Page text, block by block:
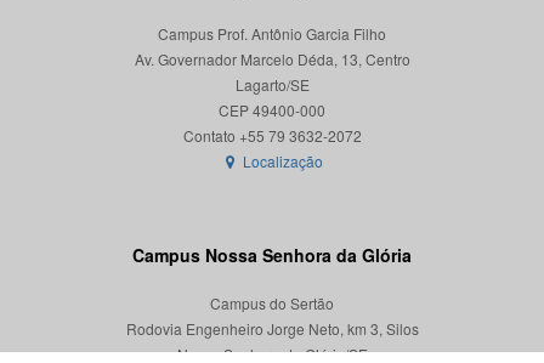
Campus Prof. Antônio Garcia Filho
Av. Governador Marcelo Déda, 13, Centro
Lagarto/SE
CEP 49400-000
Localização
Campus Nossa Senhora da Glória
Campus do Sertão
Rodovia Engenheiro Jorge Neto, km 3, Silos
Nossa Senhora da Glória/SE